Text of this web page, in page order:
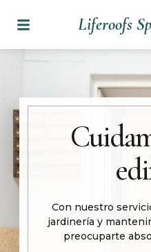
Liferoofs
Con nuestro
jardinería y
preocuparte